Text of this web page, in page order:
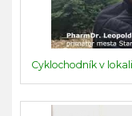
Cyklochodník v